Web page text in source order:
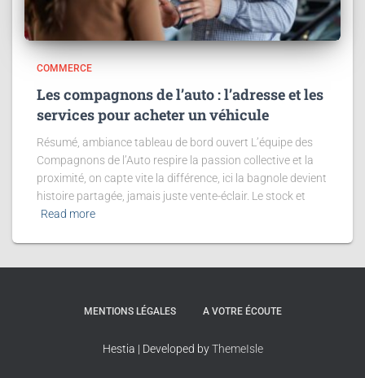
COMMERCE
Les compagnons de l’auto : l’adresse et les
services pour acheter un véhicule
Résumé, ambiance tableau de bord ouvert L’équipe des
Compagnons de l’Auto respire la passion collective et la
proximité, on capte vite la différence, ici la bagnole devient
histoire partagée, jamais juste vente-éclair. Le stock et
Read more
MENTIONS LÉGALES A VOTRE ÉCOUTE
Hestia | Developed byThemeIsle